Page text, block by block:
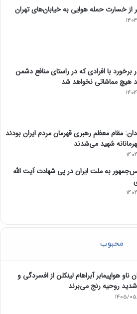
برخورد با افرادی که در راستای منافع دشمن
هیچ مماشاتی نخواهد شد
مقام معظم رهبری قهرمان مردم ایران بودند
شهید می‌شدند
به ملت ایران در پی شهادت آیت الله
محبوب
ناو هواپیمابر آبراهام لینکلن از افسردگی و
روحیه رنج می‌برند
1405/